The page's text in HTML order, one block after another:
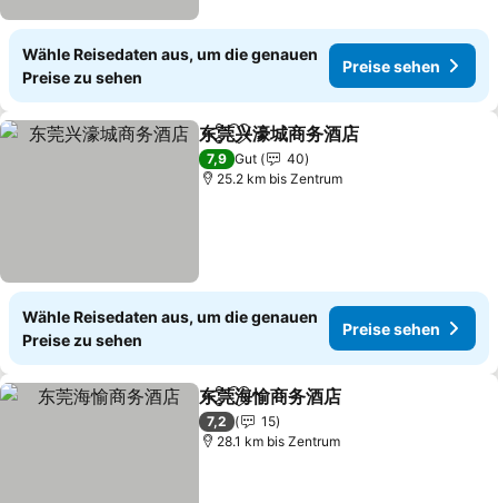
Wähle Reisedaten aus, um die genauen
Preise zu sehen
Preise sehen
TeilenZu Favoriten hinzufügen
东莞兴濠城商务酒店
7,9 Gut
40
25.2 km bis Zentrum
Wähle Reisedaten aus, um die genauen
Preise zu sehen
Preise sehen
TeilenZu Favoriten hinzufügen
东莞海愉商务酒店
7,2
15
28.1 km bis Zentrum